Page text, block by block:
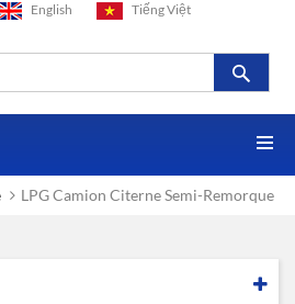
English Tiếng Việt
LPG Camion Citerne Semi-Remorque